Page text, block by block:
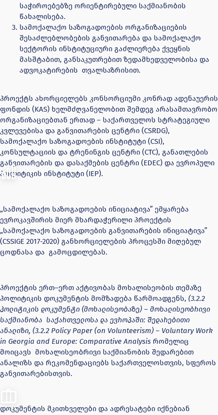
საჭიროებებზე ორიენტირებული საქმიანობის
წახალისება.
სამოქალაქო საზოგადოების ორგანიზაციების
შესაძლებლობების განვითარება და სამოქალაქო
სექტორის ინსტიტუციური გაძლიერება ქვეყნის
მასშტაბით, განსაკუთრებით ზედამხედველობისა და
ადვოკატირების თვალსაზრისით.
პროექტს ახორციელებს კონსორციუმი კონრად ადენაუერის
ფონდის (KAS) ხელმძღვანელობით შემდეგ არასამთავრობო
ორგანიზაციებთან ერთად – საქართველოს სტრატეგიული
კვლევებისა და განვითარების ცენტრი (CSRDG),
სამოქალაქო საზოგადოების ინსტიტუტი (CSI),
კონსულტაციის და ტრენინგის ცენტრი (CTC), განათლების
განვითარების და დასაქმების ცენტრი (EDEC) და ევროპული
პოლიტიკის ინსტიტუტი (IEP).
„სამოქალაქო საზოგადოების ინიციატივა” ემყარება
ევროკავშირის მიერ მხარდაჭერილი პროექტის
„სამოქალაქო საზოგადოების განვითარების ინიციატივა”
(CSSIGE 2017-2020) განხორციელების პროცესში მიღებულ
ცოდნასა და გამოცდილებას.
პროექტის ერთ–ერთ აქტივობას მოხალისეობის თემაზე
პოლიტიკის დოკუმენტის მომზადება წარმოადგენს, (3.2.2
პოლიტიკის დოკუმენტი (მოხალისეობაზე) – მოხალისეობრივი
საქმიანობა საქართველოსა და ევროპაში: შედარებითი
ანალიზი, (3.2.2 Policy Paper (on Volunteerism) – Voluntary Work
in Georgia and Europe: Comparative Analysis რომელიც
მოიცავს მოხალისეობრივი საქმიანობის შედარებით
ანალიზს და რეკომენდაციებს საქართველოსთვის, სფეროს
განვითარებისთვის.
დოკუმენტის მკითხველები და ადრესატები იქნებიან